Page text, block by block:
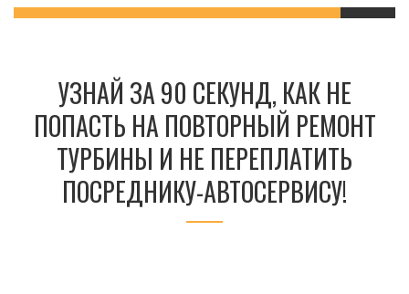
УЗНАЙ ЗА 90 СЕКУНД, КАК НЕ
ПОПАСТЬ НА ПОВТОРНЫЙ РЕМОНТ
ТУРБИНЫ И НЕ ПЕРЕПЛАТИТЬ
ПОСРЕДНИКУ-АВТОСЕРВИСУ!